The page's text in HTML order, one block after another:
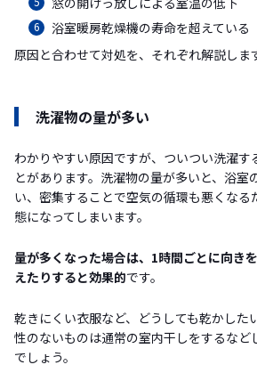
浴室暖房乾燥機の寿命を超えている
原因と合わせて対処を、それぞれ解説しま
洗濯物の量が多い
わかりやすい原因ですが、ついつい洗濯す
とがあります。洗濯物の量が多いと、浴室
い、密集することで空気の循環も悪くなる
態になってしまいます。
量が多くなった場合は、1時間ごとに向き
えたりすると効果的です。
乾きにくい衣服など、どうしても乾かした
性のないものは通常の室内干しをするなど
でしょう。